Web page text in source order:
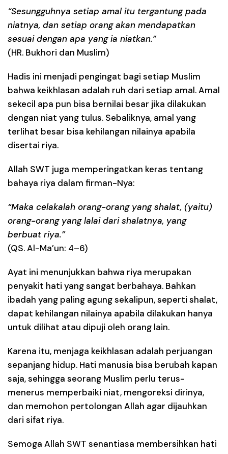
“Sesungguhnya setiap amal itu tergantung pada
niatnya, dan setiap orang akan mendapatkan
sesuai dengan apa yang ia niatkan.”
(HR. Bukhori dan Muslim)
Hadis ini menjadi pengingat bagi setiap Muslim
bahwa keikhlasan adalah ruh dari setiap amal. Amal
sekecil apa pun bisa bernilai besar jika dilakukan
dengan niat yang tulus. Sebaliknya, amal yang
terlihat besar bisa kehilangan nilainya apabila
disertai riya.
Allah SWT juga memperingatkan keras tentang
bahaya riya dalam firman-Nya:
“Maka celakalah orang-orang yang shalat, (yaitu)
orang-orang yang lalai dari shalatnya, yang
berbuat riya.”
(QS. Al-Ma’un: 4–6)
Ayat ini menunjukkan bahwa riya merupakan
penyakit hati yang sangat berbahaya. Bahkan
ibadah yang paling agung sekalipun, seperti shalat,
dapat kehilangan nilainya apabila dilakukan hanya
untuk dilihat atau dipuji oleh orang lain.
Karena itu, menjaga keikhlasan adalah perjuangan
sepanjang hidup. Hati manusia bisa berubah kapan
saja, sehingga seorang Muslim perlu terus-
menerus memperbaiki niat, mengoreksi dirinya,
dan memohon pertolongan Allah agar dijauhkan
dari sifat riya.
Semoga Allah SWT senantiasa membersihkan hati